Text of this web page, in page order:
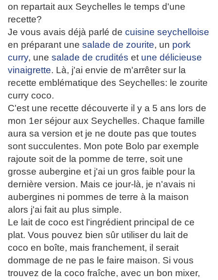
on repartait aux Seychelles le temps d'une
recette?
Je vous avais déjà parlé de cuisine seychelloise
en préparant une salade de zourite, un pork
curry, une salade de crudités et une délicieuse
vinaigrette. Là, j'ai envie de m'arrêter sur la
recette emblématique des Seychelles: le zourite
curry coco.
C'est une recette découverte il y a 5 ans lors de
mon 1er séjour aux Seychelles. Chaque famille
aura sa version et je ne doute pas que toutes
sont succulentes. Mon pote Bolo par exemple
rajoute soit de la pomme de terre, soit une
grosse aubergine et j'ai un gros faible pour la
dernière version. Mais ce jour-là, je n'avais ni
aubergines ni pommes de terre à la maison
alors j'ai fait au plus simple.
Le lait de coco est l'ingrédient principal de ce
plat. Vous pouvez bien sûr utiliser du lait de
coco en boîte, mais franchement, il serait
dommage de ne pas le faire maison. Si vous
trouvez de la coco fraîche, avec un bon mixer,